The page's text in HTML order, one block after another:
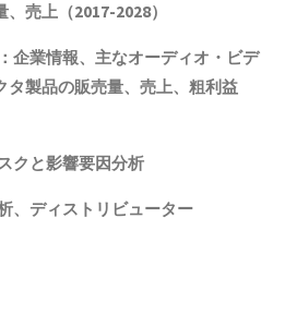
売上（2017-2028）
：企業情報、主なオーディオ・ビデ
タ製品の販売量、売上、粗利益
クと影響要因分析
、ディストリビューター